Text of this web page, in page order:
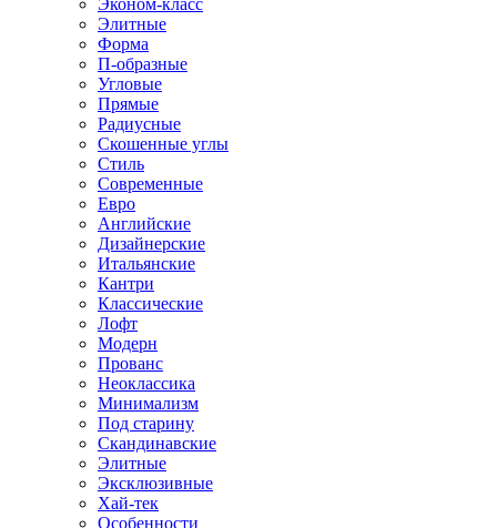
Эконом-класс
Элитные
Форма
П-образные
Угловые
Прямые
Радиусные
Скошенные углы
Стиль
Современные
Евро
Английские
Дизайнерские
Итальянские
Кантри
Классические
Лофт
Модерн
Прованс
Неоклассика
Минимализм
Под старину
Скандинавские
Элитные
Эксклюзивные
Хай-тек
Особенности